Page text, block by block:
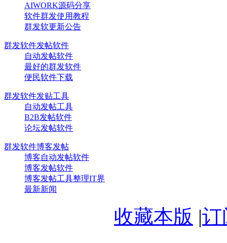
AIWORK源码分享
软件群发使用教程
群发软更新公告
群发软件发帖软件
自动发帖软件
最好的群发软件
便民软件下载
群发软件发贴工具
自动发帖工具
B2B发帖软件
论坛发帖软件
群发软件博客发帖
博客自动发帖软件
博客发帖软件
博客发帖工具整理IT界
最新新闻
收藏本版 |订